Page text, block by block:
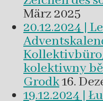
März 2025
20.12.2024 |
kolektiwny
Grodk16.
19.12.2024 |